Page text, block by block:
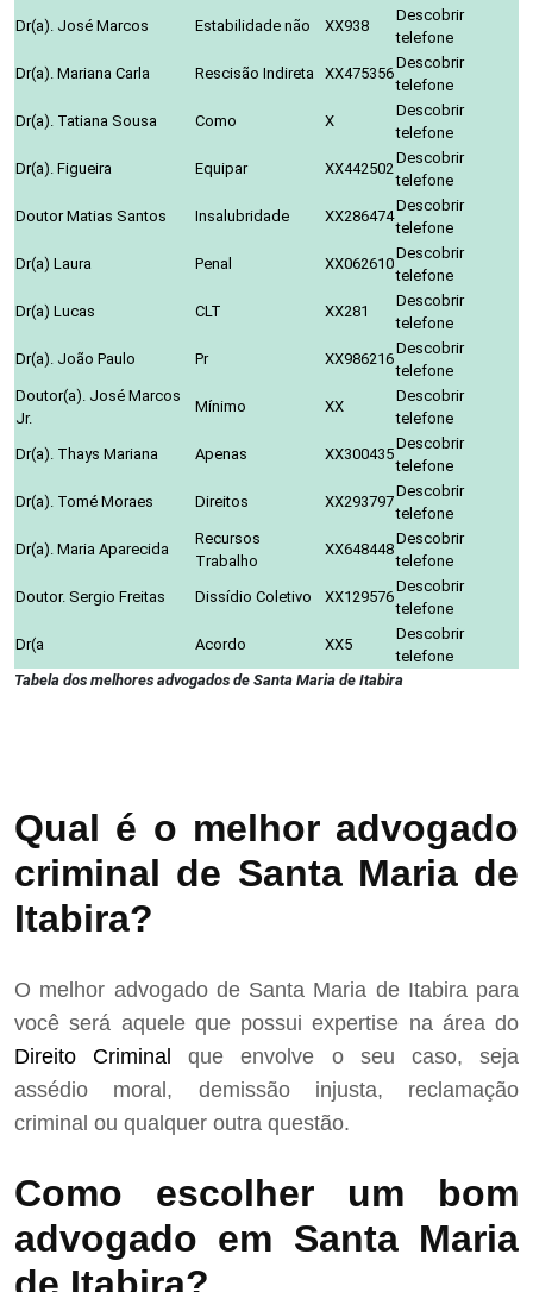
Dr(a). José Marcos
Estabilidade não XX938
Descobrir
telefone
Dr(a). Mariana Carla
Rescisão Indireta XX475356
Descobrir
telefone
Dr(a). Tatiana Sousa
Como X
Descobrir
telefone
Dr(a). Figueira
Equipar XX442502
Descobrir
telefone
Doutor Matias Santos
Insalubridade XX286474
Descobrir
telefone
Dr(a) Laura
Penal XX062610
Descobrir
telefone
Dr(a) Lucas
CLT XX281
Descobrir
telefone
Dr(a). João Paulo
Pr XX986216
Descobrir
telefone
Doutor(a). José Marcos
Jr.
Mínimo XX
Descobrir
telefone
Dr(a). Thays Mariana
Apenas XX300435
Descobrir
telefone
Dr(a). Tomé Moraes
Direitos XX293797
Descobrir
telefone
Dr(a). Maria Aparecida
Recursos
Trabalho
XX648448
Descobrir
telefone
Doutor. Sergio Freitas
Dissídio Coletivo XX129576
Descobrir
telefone
Dr(a
Acordo XX5
Descobrir
telefone
Tabela dos melhores advogados de Santa Maria de Itabira
Qual é o melhor advogado
criminal de Santa Maria de
Itabira?
O melhor advogado de Santa Maria de Itabira para
você será aquele que possui expertise na área do
Direito Criminal que envolve o seu caso, seja
assédio moral, demissão injusta, reclamação
criminal ou qualquer outra questão.
Como escolher um bom
advogado em Santa Maria